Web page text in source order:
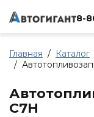
8-
Главная Каталог
C7H